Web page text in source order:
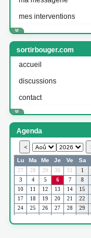
mes interventions
sortirbouger.com
accueil
discussions
contact
Agenda